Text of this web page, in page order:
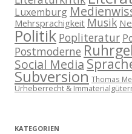
Luxemburg
Mehrsprachigkeit Musik
Politik Popliteratur
Postmoderne
Social Media
Subversion Thomas
Urheberrecht &
KATEGORIEN